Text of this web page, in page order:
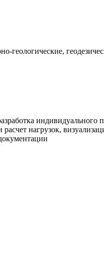
геологические,
индивидуального
нагрузок,